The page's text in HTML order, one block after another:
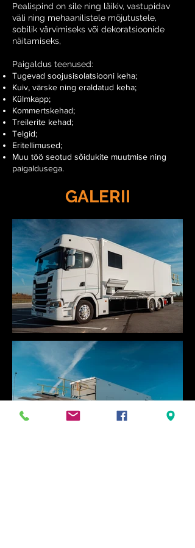
Pealispind on sile ning läikiv, vastupidav
väli ning mehaanilistele mõjutustele,
sobilik värvimiseks või dekoratsioonide
näitamiseks,
Paigaldus teenused:
Tugevad soojusisolatsiooni keha;
Kuiv, värske ning eraldatud keha;
Külmkapp;
Kommertskehad;
Treilerite kehad;
Telgid;
Eritellimused;
Muu töö seotud sõidukite muutmise ning
paigaldusega.
GALERII